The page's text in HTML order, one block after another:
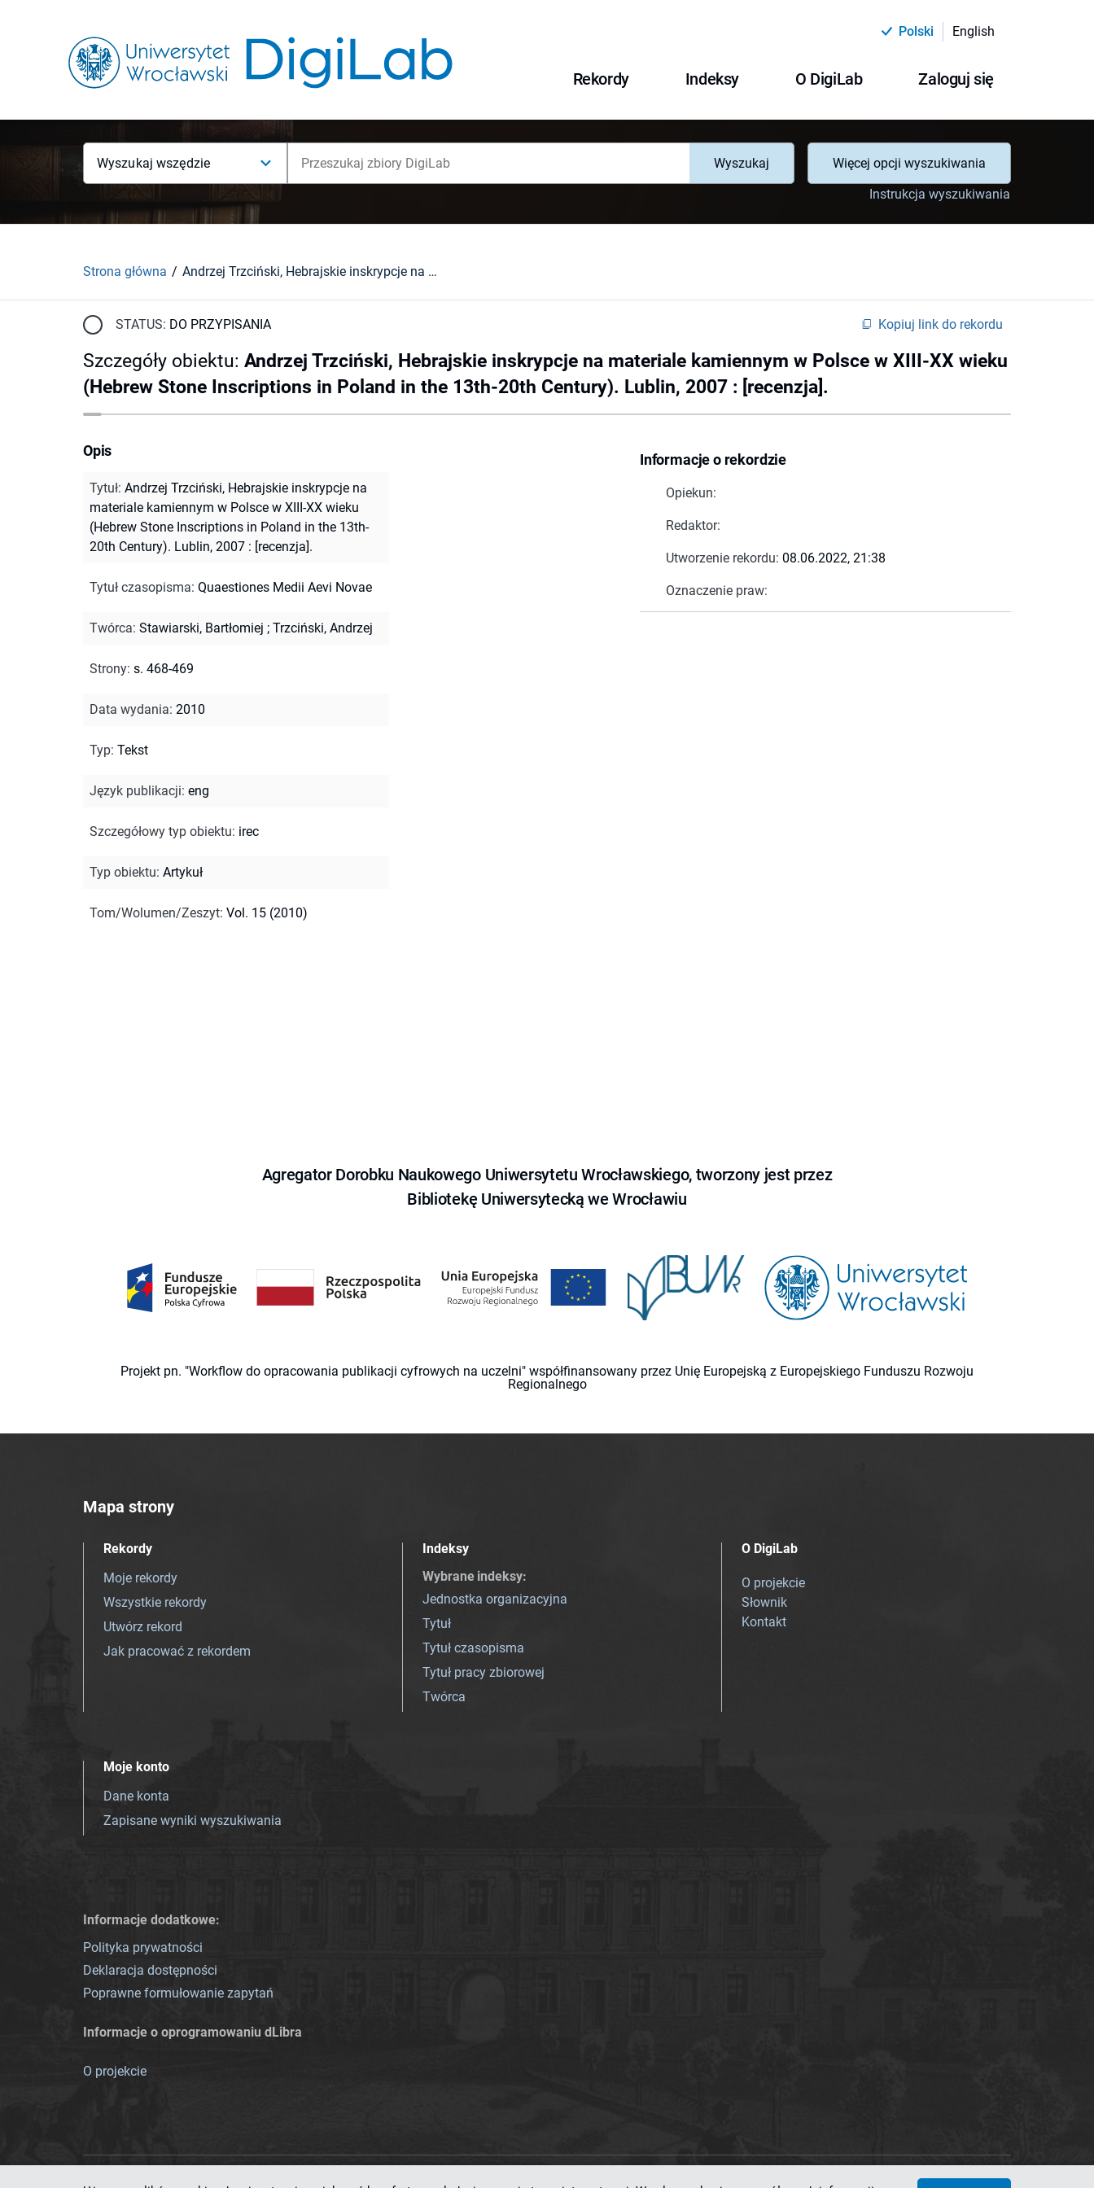
Polski English
Rekordy Indeksy O DigiLab Zaloguj się
Wyszukaj wszędzie Wyszukaj
Więcej opcji wyszukiwania
Instrukcja wyszukiwania
Strona główna Andrzej Trzciński, Hebrajskie inskrypcje na materiale kamiennym w Polsce w XIII-XX wieku (Hebrew Stone Inscriptions in Poland in the 13th-20th Century). Lublin, 2007 : [recenzja].
STATUS: DO PRZYPISANIA Kopiuj link do rekordu
Szczegóły obiektu: Andrzej Trzciński, Hebrajskie inskrypcje na materiale kamiennym w Polsce w XIII-XX wieku
(Hebrew Stone Inscriptions in Poland in the 13th-20th Century). Lublin, 2007 : [recenzja].
Informacje o rekordzie
Opiekun:
Redaktor:
Utworzenie rekordu: 08.06.2022, 21:38
Oznaczenie praw:
Opis
Tytuł: Andrzej Trzciński, Hebrajskie inskrypcje na
materiale kamiennym w Polsce w XIII-XX wieku
(Hebrew Stone Inscriptions in Poland in the 13th-
20th Century). Lublin, 2007 : [recenzja].
Tytuł czasopisma: Quaestiones Medii Aevi Novae
Twórca: Stawiarski, Bartłomiej ; Trzciński, Andrzej
Strony: s. 468-469
Data wydania: 2010
Typ: Tekst
Język publikacji: eng
Szczegółowy typ obiektu: irec
Typ obiektu: Artykuł
Tom/Wolumen/Zeszyt: Vol. 15 (2010)
Agregator Dorobku Naukowego Uniwersytetu Wrocławskiego, tworzony jest przez
Bibliotekę Uniwersytecką we Wrocławiu
Projekt pn. "Workflow do opracowania publikacji cyfrowych na uczelni" współfinansowany przez Unię Europejską z Europejskiego Funduszu Rozwoju
Regionalnego
Mapa strony
Rekordy
Moje rekordy
Wszystkie rekordy
Utwórz rekord
Jak pracować z rekordem
Indeksy
Wybrane indeksy:
Jednostka organizacyjna
Tytuł
Tytuł czasopisma
Tytuł pracy zbiorowej
Twórca
O DigiLab
O projekcie
Słownik
Kontakt
Moje konto
Dane konta
Zapisane wyniki wyszukiwania
Informacje dodatkowe:
Polityka prywatności
Deklaracja dostępności
Poprawne formułowanie zapytań
Informacje o oprogramowaniu dLibra
O projekcie